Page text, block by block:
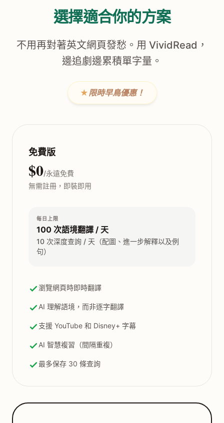
選擇適合你的方案
不用再對著英文網頁發愁。用 VividRead，
邊追劇邊累積單字量。
★限時早鳥優惠！
免費版
$0/永遠免費
無需註冊，即裝即用
每日上限
100 次語境翻譯 / 天
10 次深度查詢 / 天（配圖、進一步解釋以及例
句）
瀏覽網頁時即時翻譯
AI 理解語境，而非逐字翻譯
支援 YouTube 和 Disney+ 字幕
AI 智慧複習（間隔重複）
最多保存 30 條查詢